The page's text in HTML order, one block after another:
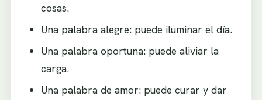
cosas.
Una palabra alegre: puede iluminar el día.
Una palabra oportuna: puede aliviar la
carga.
Una palabra de amor: puede curar y dar